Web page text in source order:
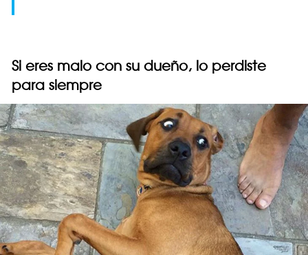
Si eres malo con su dueño, lo perdiste
para siempre